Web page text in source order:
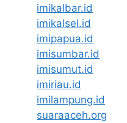
imikalbar.id
imikalsel.id
imipapua.id
imisumbar.id
imisumut.id
imiriau.id
imilampung.id
suaraaceh.org